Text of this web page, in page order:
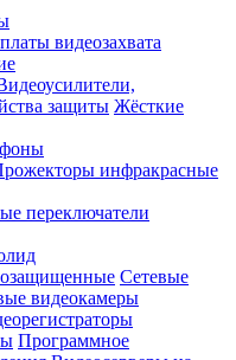
видеозахвата
защиты Жёсткие
инфракрасные
переключатели
Сетевые
видеокамеры
Программное